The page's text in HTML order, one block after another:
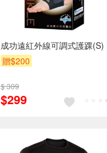
成功遠紅外線可調式護踝(S)
贈$200
$ 309
$299